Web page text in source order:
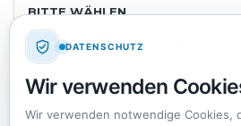
BITTE WÄHLEN
NEU WIE NEU
IN ORDNUNG
DATENSCHUTZ
Wir verwenden
Wir verwenden notwendige Cookies,